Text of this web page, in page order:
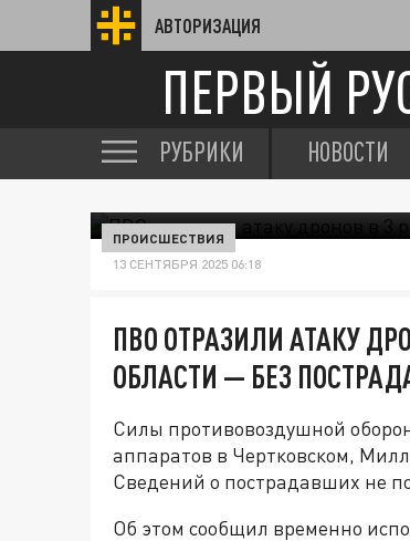
АВТОРИЗАЦИЯ
ПЕРВЫЙ
РУБРИКИ НОВОСТИ
ПРОИСШЕСТВИЯ
13 СЕНТЯБРЯ 2025 06:18
ПВО ОТРАЗИЛИ АТАКУ
ОБЛАСТИ — БЕЗ
Силы противовоздушной
аппаратов в Чертковском,
Сведений о пострадавших не
Об этом сообщил временно